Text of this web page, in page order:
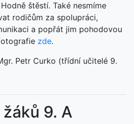
štěstí. Také nesmíme
rodičům za spolupráci,
a popřát jim pohodovou
zde.
Petr Curko (třídní učitelé 9.
9. A